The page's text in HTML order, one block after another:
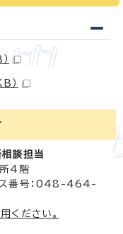
）
談担当
4階
番号：048-464-
ください。